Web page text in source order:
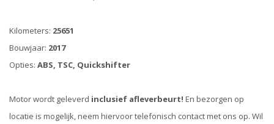
Kilometers: 25651
Bouwjaar: 2017
Opties: ABS, TSC, Quickshifter
Motor wordt geleverd inclusief afleverbeurt! En bezorgen op
locatie is mogelijk, neem hiervoor telefonisch contact met ons op. Wil